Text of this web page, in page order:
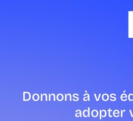
Donnons à vos
adopter